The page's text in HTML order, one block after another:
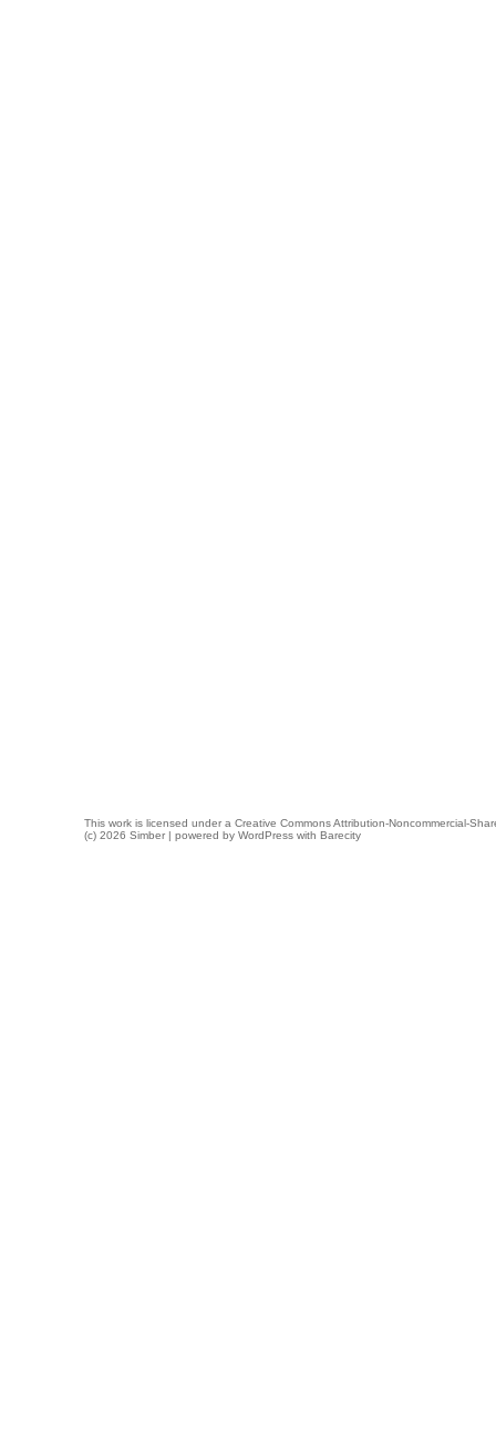
This work is licensed under a Creative Commons Attribution-Noncommercial-
(c) 2026 Simber | powered by WordPress with Barecity